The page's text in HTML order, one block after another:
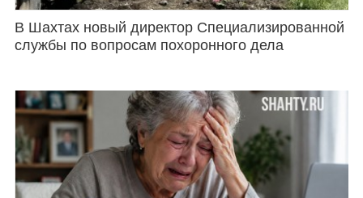
В Шахтах новый директор Специализированной
службы по вопросам похоронного дела